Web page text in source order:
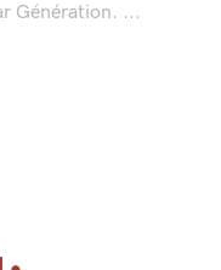
Génération. ...